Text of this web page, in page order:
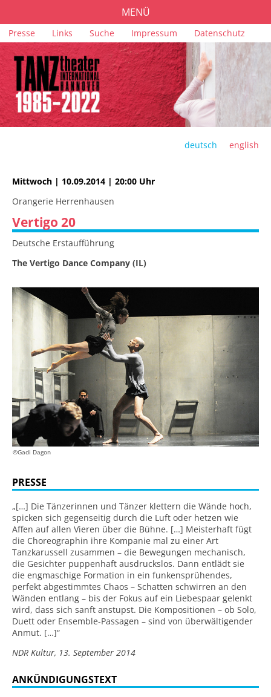
MENÜ
Navigation
überspringen
Presse Links Suche Impressum Datenschutz
deutsch english
PROGRAMM
TICKETS
ORTE
FÖRDERUNG
Mittwoch | 10.09.2014 | 20:00 Uhr
Orangerie Herrenhausen
Vertigo 20
Deutsche Erstaufführung
The Vertigo Dance Company (IL)
©Gadi Dagon
PRESSE
„[…] Die Tänzerinnen und Tänzer klettern die Wände hoch,
spicken sich gegenseitig durch die Luft oder hetzen wie
Affen auf allen Vieren über die Bühne. […] Meisterhaft fügt
die Choreographin ihre Kompanie mal zu einer Art
Tanzkarussell zusammen – die Bewegungen mechanisch,
die Gesichter puppenhaft ausdruckslos. Dann entlädt sie
die engmaschige Formation in ein funkensprühendes,
perfekt abgestimmtes Chaos – Schatten schwirren an den
Wänden entlang – bis der Fokus auf ein Liebespaar gelenkt
wird, dass sich sanft anstupst. Die Kompositionen – ob Solo,
Duett oder Ensemble-Passagen – sind von überwältigender
Anmut. […]“
NDR Kultur, 13. September 2014
ANKÜNDIGUNGSTEXT